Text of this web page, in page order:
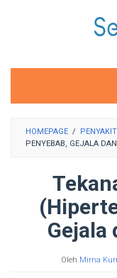
HOMEPAGE / PENYAKIT
PENYEBAB, GEJALA
Gejala
Oleh Mirna